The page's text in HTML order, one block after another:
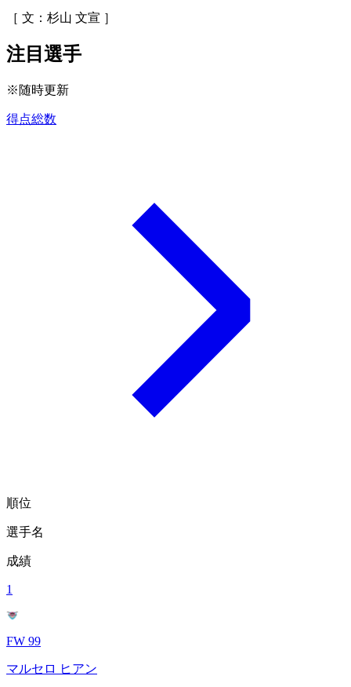
［ 文：杉山 文宣 ］
注目選手
※随時更新
得点総数
順位
選手名
成績
1
FW 99
マルセロ ヒアン